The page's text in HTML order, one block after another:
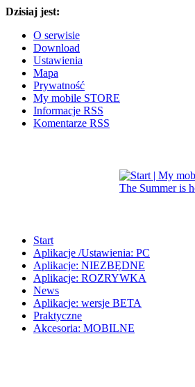
Dzisiaj jest:
O serwisie
Download
Ustawienia
Mapa
Prywatność
My mobile STORE
Informacje RSS
Komentarze RSS
Start
Aplikacje /Ustawienia: PC
Aplikacje: NIEZBĘDNE
Aplikacje: ROZRYWKA
News
Aplikacje: wersje BETA
Praktyczne
Akcesoria: MOBILNE